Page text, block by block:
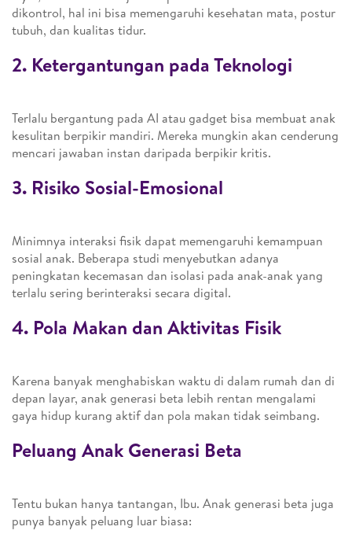
dikontrol, hal ini bisa memengaruhi kesehatan mata, postur
tubuh, dan kualitas tidur.
2. Ketergantungan pada Teknologi
Terlalu bergantung pada AI atau gadget bisa membuat anak
kesulitan berpikir mandiri. Mereka mungkin akan cenderung
mencari jawaban instan daripada berpikir kritis.
3. Risiko Sosial-Emosional
Minimnya interaksi fisik dapat memengaruhi kemampuan
sosial anak. Beberapa studi menyebutkan adanya
peningkatan kecemasan dan isolasi pada anak-anak yang
terlalu sering berinteraksi secara digital.
4. Pola Makan dan Aktivitas Fisik
Karena banyak menghabiskan waktu di dalam rumah dan di
depan layar, anak generasi beta lebih rentan mengalami
gaya hidup kurang aktif dan pola makan tidak seimbang.
Peluang Anak Generasi Beta
Tentu bukan hanya tantangan, Ibu. Anak generasi beta juga
punya banyak peluang luar biasa: